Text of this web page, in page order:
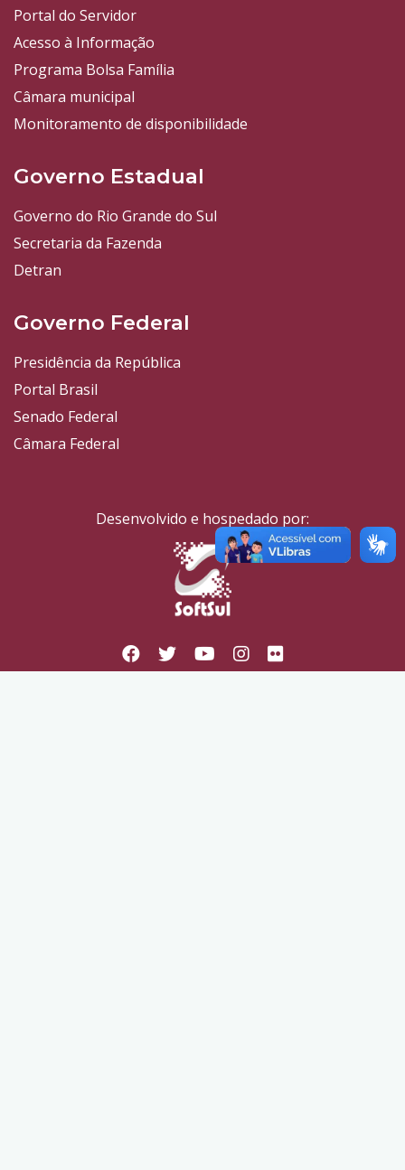
Portal do Servidor
Acesso à Informação
Programa Bolsa Família
Câmara municipal
Monitoramento de disponibilidade
Governo Estadual
Governo do Rio Grande do Sul
Secretaria da Fazenda
Detran
Governo Federal
Presidência da República
Portal Brasil
Senado Federal
Câmara Federal
Desenvolvido e hospedado por: